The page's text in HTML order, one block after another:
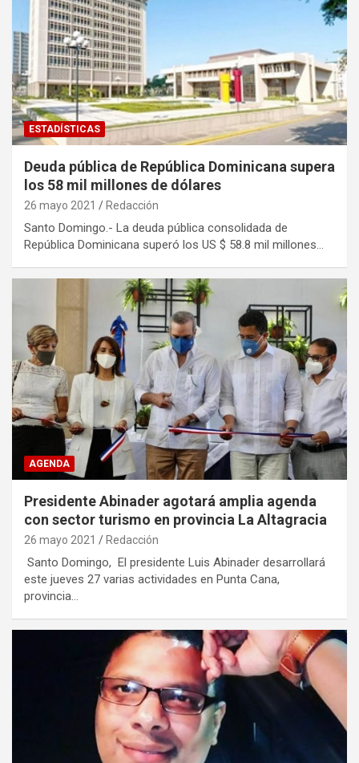
ESTADÍSTICAS
Deuda pública de República Dominicana supera
los 58 mil millones de dólares
26 mayo 2021 Redacción
Santo Domingo.- La deuda pública consolidada de
República Dominicana superó los US $ 58.8 mil millones…
AGENDA
Presidente Abinader agotará amplia agenda
con sector turismo en provincia La Altagracia
26 mayo 2021 Redacción
Santo Domingo, El presidente Luis Abinader desarrollará
este jueves 27 varias actividades en Punta Cana,
provincia…